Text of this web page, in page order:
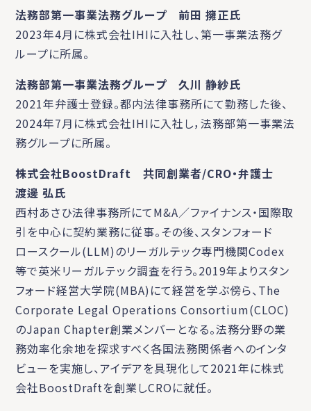
法務部第一事業法務グループ 前田 擁正氏
2023年4月に株式会社IHIに入社し、第一事業法務グ
ループに所属。
法務部第一事業法務グループ 久川 静紗氏
2021年弁護士登録。都内法律事務所にて勤務した後、
2024年7月に株式会社IHIに入社し，法務部第一事業法
務グループに所属。
株式会社BoostDraft 共同創業者/CRO・弁護士
渡邊 弘氏
西村あさひ法律事務所にてM&A／ファイナンス・国際取
引を中心に契約業務に従事。その後、スタンフォード
ロースクール(LLM)のリーガルテック専門機関Codex
等で英米リーガルテック調査を行う。2019年よりスタン
フォード経営大学院(MBA)にて経営を学ぶ傍ら、The
Corporate Legal Operations Consortium(CLOC)
のJapan Chapter創業メンバーとなる。法務分野の業
務効率化余地を探求すべく各国法務関係者へのインタ
ビューを実施し、アイデアを具現化して2021年に株式
会社BoostDraftを創業しCROに就任。